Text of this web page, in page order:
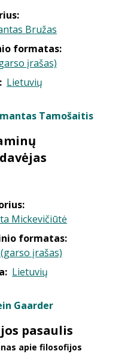
Bružas
formatas:
įrašas)
Lietuvių
Tamošaitis
Mickevičiūtė
formatas:
įrašas)
Lietuvių
Gaarder
pasaulis
apie filosofijos